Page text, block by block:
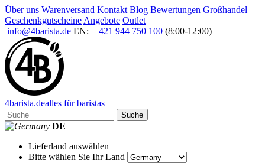
Über uns Warenversand Kontakt Blog Bewertungen Großhandel
Geschenkgutscheine Angebote Outlet
info@4barista.de EN: +421 944 750 100 (8:00-12:00)
4barista.dealles für baristas
Suche
DE
Lieferland auswählen
Bitte wählen Sie Ihr Land